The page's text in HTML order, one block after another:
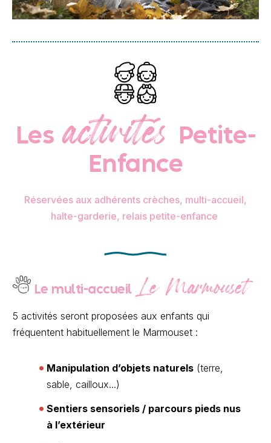
Les activités
Petite-
Enfance
Réservées aux adhérents crèches, multi-accueil,
halte-garderie, relais petite-enfance
Le multi-accueil Le Marmouset
5 activités seront proposées aux enfants qui
fréquentent habituellement le Marmouset :
Manipulation d’objets naturels (terre,
sable, cailloux...)
Sentiers sensoriels / parcours pieds nus
à l’extérieur